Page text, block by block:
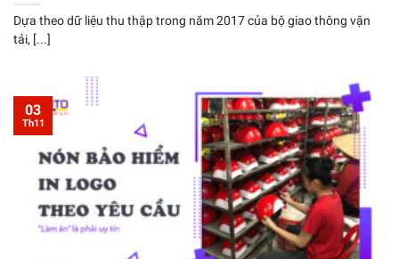
Dựa theo dữ liệu thu thập trong năm 2017 của bộ giao thông vận
tải, [...]
03
Th11